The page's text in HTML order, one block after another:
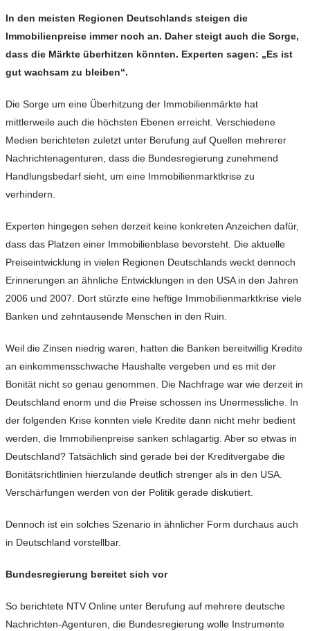
In den meisten Regionen Deutschlands steigen die
Immobilienpreise immer noch an. Daher steigt auch die Sorge,
dass die Märkte überhitzen könnten. Experten sagen: „Es ist
gut wachsam zu bleiben“.
Die Sorge um eine Überhitzung der Immobilienmärkte hat
mittlerweile auch die höchsten Ebenen erreicht. Verschiedene
Medien berichteten zuletzt unter Berufung auf Quellen mehrerer
Nachrichtenagenturen, dass die Bundesregierung zunehmend
Handlungsbedarf sieht, um eine Immobilienmarktkrise zu
verhindern.
Experten hingegen sehen derzeit keine konkreten Anzeichen dafür,
dass das Platzen einer Immobilienblase bevorsteht. Die aktuelle
Preiseintwicklung in vielen Regionen Deutschlands weckt dennoch
Erinnerungen an ähnliche Entwicklungen in den USA in den Jahren
2006 und 2007. Dort stürzte eine heftige Immobilienmarktkrise viele
Banken und zehntausende Menschen in den Ruin.
Weil die Zinsen niedrig waren, hatten die Banken bereitwillig Kredite
an einkommensschwache Haushalte vergeben und es mit der
Bonität nicht so genau genommen. Die Nachfrage war wie derzeit in
Deutschland enorm und die Preise schossen ins Unermessliche. In
der folgenden Krise konnten viele Kredite dann nicht mehr bedient
werden, die Immobilienpreise sanken schlagartig. Aber so etwas in
Deutschland? Tatsächlich sind gerade bei der Kreditvergabe die
Bonitätsrichtlinien hierzulande deutlich strenger als in den USA.
Verschärfungen werden von der Politik gerade diskutiert.
Dennoch ist ein solches Szenario in ähnlicher Form durchaus auch
in Deutschland vorstellbar.
Bundesregierung bereitet sich vor
So berichtete NTV Online unter Berufung auf mehrere deutsche
Nachrichten-Agenturen, die Bundesregierung wolle Instrumente